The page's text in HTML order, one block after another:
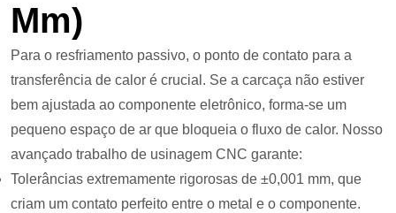
Mm)
Para o resfriamento passivo, o ponto de contato para a
transferência de calor é crucial. Se a carcaça não estiver
bem ajustada ao componente eletrônico, forma-se um
pequeno espaço de ar que bloqueia o fluxo de calor. Nosso
avançado trabalho de usinagem CNC garante:
Tolerâncias extremamente rigorosas de ±0,001 mm, que
criam um contato perfeito entre o metal e o componente.